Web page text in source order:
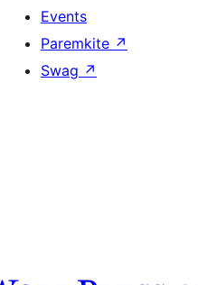
Events
Paremkite ↗
Swag ↗